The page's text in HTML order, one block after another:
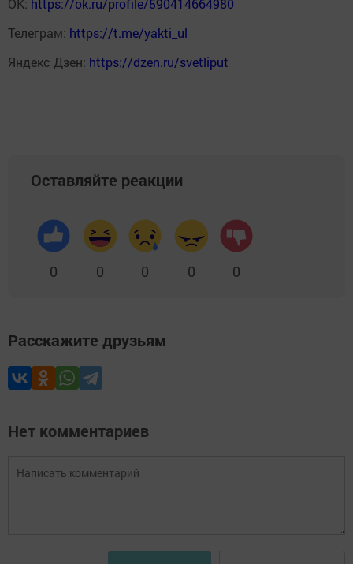
ОК: https://ok.ru/profile/590414664980
Телеграм: https://t.me/yakti_ul
Яндекс Дзен: https://dzen.ru/svetliput
Оставляйте реакции
0 0 0 0 0
Расскажите друзьям
Нет комментариев